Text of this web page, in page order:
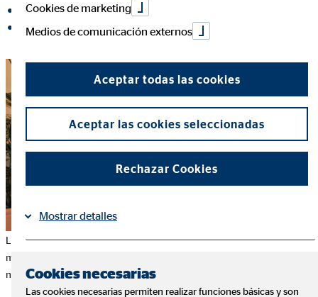
compartir en Facebook
compartir en LinkedIn
La unión de empresas privadas en ayuda a mujeres con cáncer de
mama, Tu Sonrisa Nuestra Felicidad, cuenta con OVB Allfinanz como
nuevo Patrocinador.
Cookies de marketing
Medios de comunicación externos
Aceptar todas las cookies
Aceptar las cookies seleccionadas
Rechazar Cookies
Mostrar detalles
Cookies necesarias
Las cookies necesarias permiten realizar funciones básicas y son